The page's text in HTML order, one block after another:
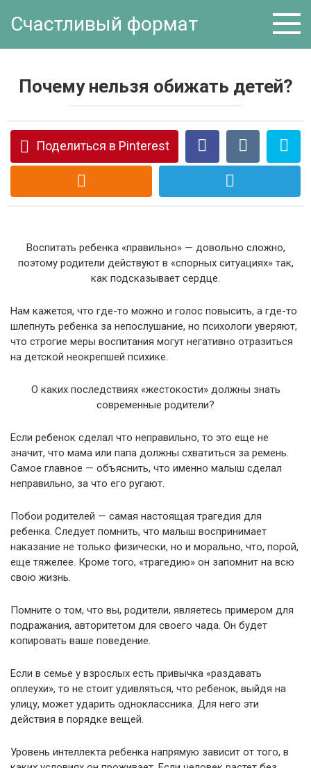
Счастливый формат
Почему нельзя обижать детей?
Поделиться в Pinterest
Воспитать ребенка «правильно» — довольно сложно,
поэтому родители действуют в «спорных ситуациях» так,
как подсказывает сердце.
Нам кажется, что где-то можно и голос повысить, а где-то
шлепнуть ребенка за непослушание, но психологи уверяют,
что строгие меры воспитания могут негативно отразиться
на детской неокрепшей психике.
О каких последствиях «жестокости» должны знать
современные родители?
Если ребенок сделал что неправильно, то это еще не
значит, что мама или папа должны схватиться за ремень.
Самое главное — объяснить, что именно малыш сделал
неправильно, за что его ругают.
Побои родителей — самая настоящая трагедия для
ребенка. Следует помнить, что малыш воспринимает
наказание не только физически, но и морально, что, порой,
еще тяжелее. Кроме того, «трагедию» он запомнит на всю
свою жизнь.
Помните о том, что вы, родители, являетесь примером для
подражания, авторитетом для своего чада. Он будет
копировать ваше поведение.
Если в семье у взрослых есть привычка «раздавать
оплеухи», то не стоит удивляться, что ребенок, выйдя на
улицу, может ударить одноклассника. Для него эти
действия в порядке вещей.
Уровень интеллекта ребенка напрямую зависит от того, в